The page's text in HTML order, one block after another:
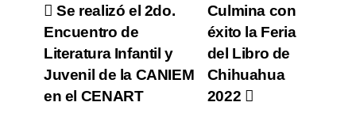
Culmina con
éxito la Feria
del Libro de
Chihuahua
2022
Se realizó el 2do.
Encuentro de
Literatura Infantil y
Juvenil de la CANIEM
en el CENART